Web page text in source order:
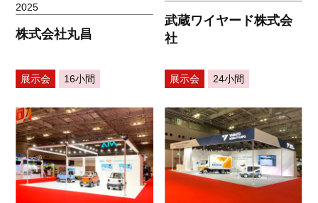
2025
株式会社丸昌
武蔵ワイヤード株式会
社
展示会 16小間 展示会 24小間